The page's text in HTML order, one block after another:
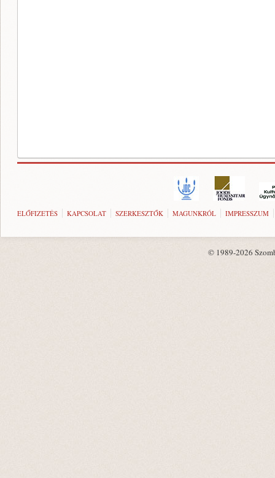
ELŐFIZETÉS KAPCSOLAT SZERKESZTŐK MAGUNKRÓL IMPRESSZUM
© 1989-2026